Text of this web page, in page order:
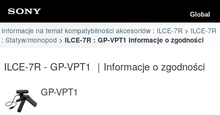
Global
Informacje na temat kompatybilności akcesoriów : ILCE-7R
ILCE-7R
: Statyw/monopod
ILCE-7R : GP-VPT1 Informacje o zgodności
ILCE-7R - GP-VPT1 ｜Informacje o zgodności
GP-VPT1